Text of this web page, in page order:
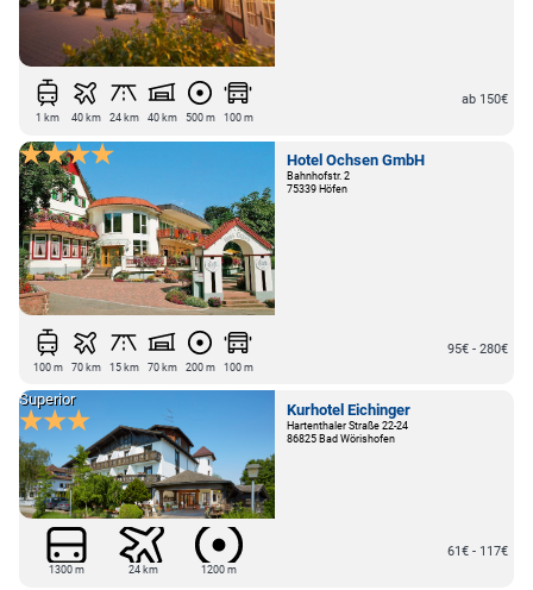
1 km 40 km 24 km 40 km 500 m 100 m
ab 150€
Hotel Ochsen GmbH
Bahnhofstr. 2
75339 Höfen
100 m 70 km 15 km 70 km 200 m 100 m
95€ - 280€
Kurhotel Eichinger
Hartenthaler Straße 22-24
86825 Bad Wörishofen
Superior
1300 m 24 km 1200 m
61€ - 117€